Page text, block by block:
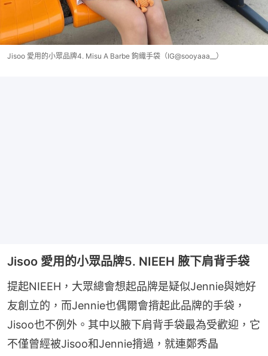
Jisoo 愛用的小眾品牌4. Misu A Barbe 鉤織手袋（IG@sooyaaa__）
Jisoo 愛用的小眾品牌5. NIEEH 腋下肩背手袋
提起NIEEH，大眾總會想起品牌是疑似Jennie與她好
友創立的，而Jennie也偶爾會揹起此品牌的手袋，
Jisoo也不例外。其中以腋下肩背手袋最為受歡迎，它
不僅曾經被Jisoo和Jennie揹過，就連鄭秀晶